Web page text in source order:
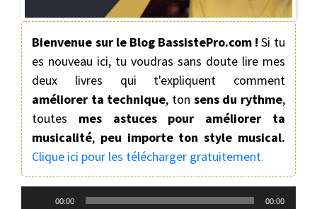
Bienvenue sur le Blog BassistePro.com ! Si tu
es nouveau ici, tu voudras sans doute lire mes
deux livres qui t'expliquent comment
améliorer ta technique, ton sens du rythme,
toutes mes astuces pour améliorer ta
musicalité, peu importe ton style musical.
Clique ici pour les télécharger gratuitement.
Lecteur
00:00 00:00